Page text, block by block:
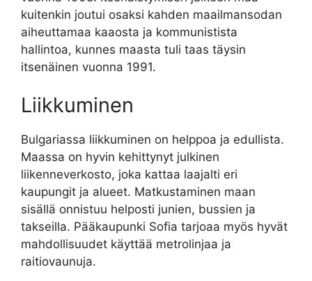
kuitenkin joutui osaksi kahden maailmansodan
aiheuttamaa kaaosta ja kommunistista
hallintoa, kunnes maasta tuli taas täysin
itsenäinen vuonna 1991.
Liikkuminen
Bulgariassa liikkuminen on helppoa ja edullista.
Maassa on hyvin kehittynyt julkinen
liikenneverkosto, joka kattaa laajalti eri
kaupungit ja alueet. Matkustaminen maan
sisällä onnistuu helposti junien, bussien ja
takseilla. Pääkaupunki Sofia tarjoaa myös hyvät
mahdollisuudet käyttää metrolinjaa ja
raitiovaunuja.